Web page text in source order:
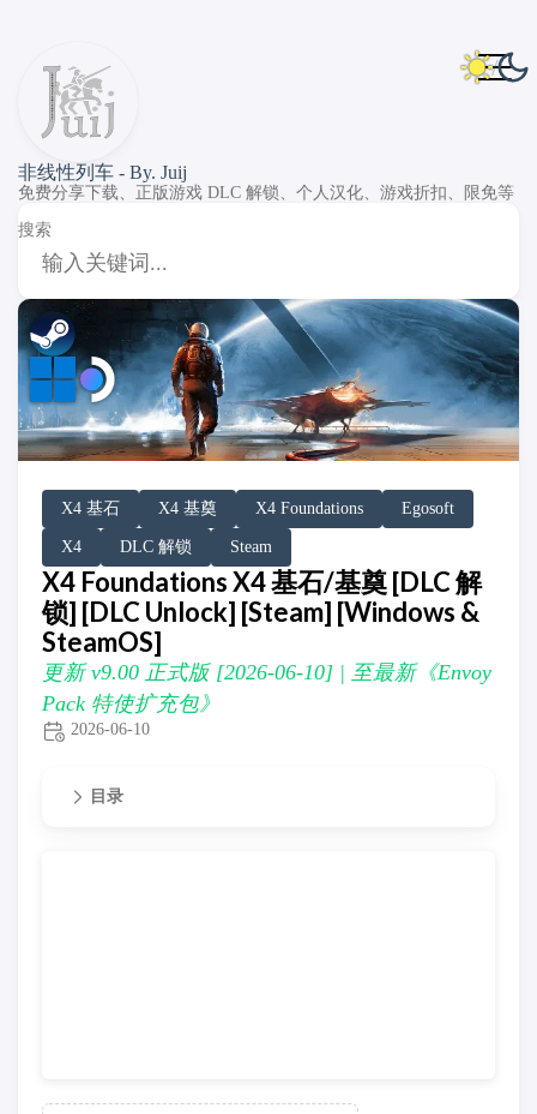
非线性列车 - By. Juij
免费分享下载、正版游戏 DLC 解锁、个人汉化、游戏折扣、限免等
搜索
X4 基石 X4 基奠 X4 Foundations Egosoft
X4 DLC 解锁
DLC Unlock
DLC 补丁
DLC Patch
Steam
Windows
SteamOS
X4 Foundations X4 基石/基奠 [DLC 解
锁] [DLC Unlock] [Steam] [Windows &
SteamOS]
更新 v9.00 正式版 [2026-06-10] | 至最新《Envoy
Pack 特使扩充包》
2026-06-10
目录